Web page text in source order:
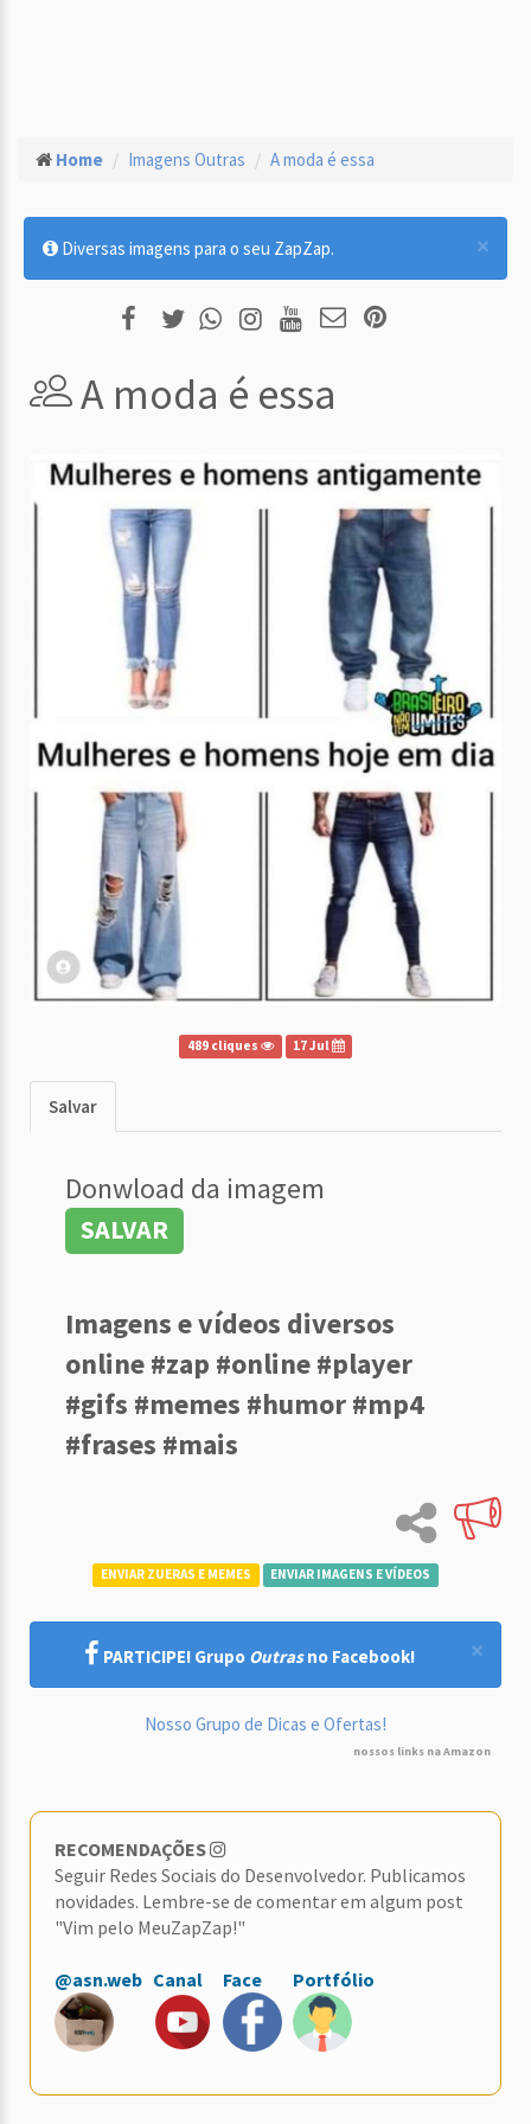
Home Imagens Outras A moda é essa
×
Diversas imagens para o seu ZapZap.
A moda é essa
489 cliques 17 Jul
Salvar
Donwload da imagem
SALVAR
Imagens e vídeos diversos
online #zap #online #player
#gifs #memes #humor #mp4
#frases #mais
ENVIAR ZUERAS E MEMES ENVIAR IMAGENS E VÍDEOS
×
PARTICIPE! Grupo Outrasno Facebook!
Nosso Grupo de Dicas e Ofertas!
nossos links na Amazon
RECOMENDAÇÕES
Seguir Redes Sociais do Desenvolvedor. Publicamos
novidades. Lembre-se de comentar em algum post
"Vim pelo MeuZapZap!"
@asn.web Canal Face Portfólio